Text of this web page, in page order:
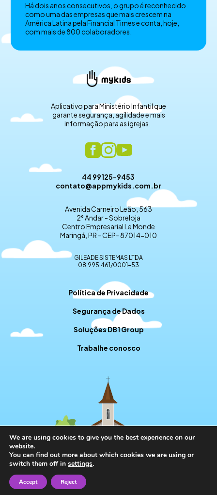
Há dois anos consecutivos, o grupo é reconhecido
como uma das empresas que mais crescem na
América Latina pela Financial Times e conta, hoje,
com mais de 800 colaboradores.
Aplicativo para Ministério Infantil que
garante segurança, agilidade e mais
informação para as igrejas.
44 99125-9453
contato@appmykids.com.br
Avenida Carneiro Leão, 563
2° Andar - Sobreloja
Centro Empresarial Le Monde
Maringá, PR - CEP- 87014-010
GILEADE SISTEMAS LTDA
08.995.461/0001-53
Política de Privacidade
Segurança de Dados
Soluções DB1 Group
Trabalhe conosco
We are using cookies to give you the best experience on our
website.
You can find out more about which cookies we are using or
switch them off in settings.
Accept Reject